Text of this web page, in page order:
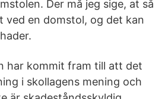
Der må jeg sige, at så
ved en domstol, og det kan
har kommit fram till att det
i skollagens mening och